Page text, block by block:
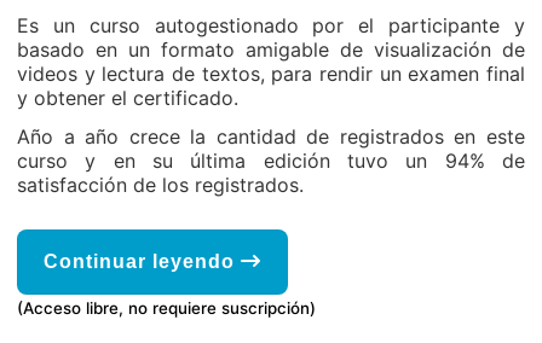
Es un curso autogestionado por el participante y
basado en un formato amigable de visualización de
videos y lectura de textos, para rendir un examen final
y obtener el certificado.
Año a año crece la cantidad de registrados en este
curso y en su última edición tuvo un 94% de
satisfacción de los registrados.
Continuar leyendo
(Acceso libre, no requiere suscripción)